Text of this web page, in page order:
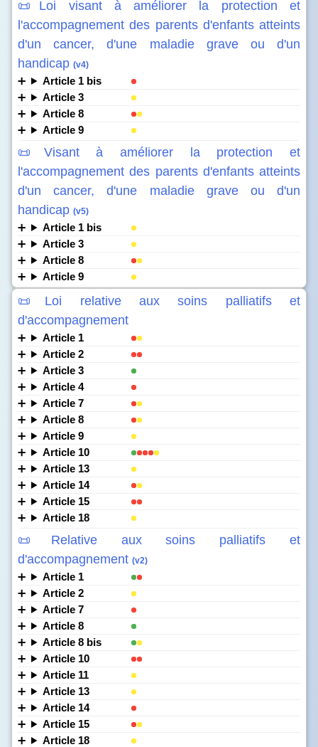
📜Loi visant à améliorer la protection et
l'accompagnement des parents d'enfants atteints
d'un cancer, d'une maladie grave ou d'un
handicap (v4)
Article 1 bis
Article 3
Article 8
Article 9
📜Visant à améliorer la protection et
l'accompagnement des parents d'enfants atteints
d'un cancer, d'une maladie grave ou d'un
handicap (v5)
Article 1 bis
Article 3
Article 8
Article 9
📜Loi relative aux soins palliatifs et
d'accompagnement
Article 1
Article 2
Article 3
Article 4
Article 7
Article 8
Article 9
Article 10
Article 13
Article 14
Article 15
Article 18
📜Relative aux soins palliatifs et
d'accompagnement (v2)
Article 1
Article 2
Article 7
Article 8
Article 8 bis
Article 10
Article 11
Article 13
Article 14
Article 15
Article 18